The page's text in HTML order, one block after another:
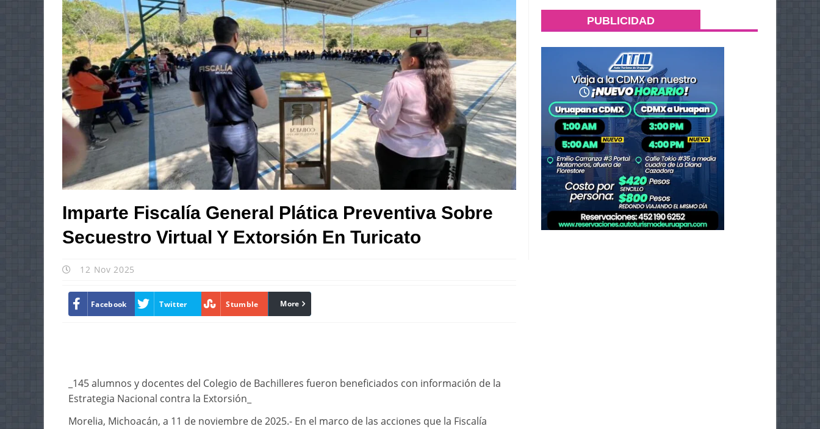
Imparte Fiscalía General Plática Preventiva Sobre
Secuestro Virtual Y Extorsión En Turicato
12 Nov 2025
Facebook Twitter Stumble linkedin
More
_145 alumnos y docentes del Colegio de Bachilleres fueron beneficiados con información de la
Estrategia Nacional contra la Extorsión_
Morelia, Michoacán, a 11 de noviembre de 2025.- En el marco de las acciones que la Fiscalía
PUBLICIDAD